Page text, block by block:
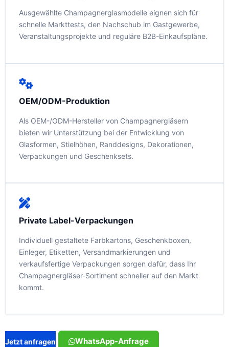
Ausgewählte Champagnerglasmodelle eignen sich für
schnelle Markttests, den Nachschub im Gastgewerbe,
Veranstaltungsprojekte und reguläre B2B-Einkaufspläne.
OEM/ODM-Produktion
Als OEM-/ODM-Hersteller von Champagnergläsern
bieten wir Unterstützung bei der Entwicklung von
Glasformen, Stielhöhen, Randdesigns, Dekorationen,
Verpackungen und Geschenksets.
Private Label-Verpackungen
Individuell gestaltete Farbkartons, Geschenkboxen,
Einleger, Etiketten, Versandmarkierungen und
verkaufsfertige Verpackungen sorgen dafür, dass Ihr
Champagnergläser-Sortiment schneller auf den Markt
kommt.
Jetzt anfragen WhatsApp-Anfrage